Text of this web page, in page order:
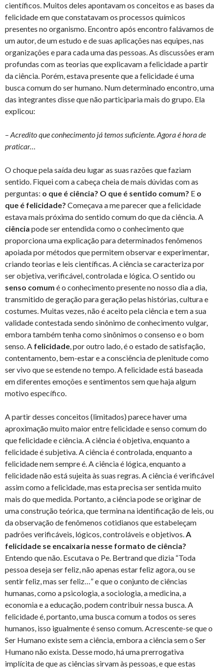
científicos. Muitos deles apontavam os conceitos e as bases da
felicidade em que constatavam os processos químicos
presentes no organismo. Encontro após encontro falávamos de
um autor, de um estudo e de suas aplicações nas equipes, nas
organizações e para cada uma das pessoas. As discussões eram
profundas com as teorias que explicavam a felicidade a partir
da ciência. Porém, estava presente que a felicidade é uma
busca comum do ser humano. Num determinado encontro, uma
das integrantes disse que não participaria mais do grupo. Ela
explicou:
– Acredito que conhecimento já temos suficiente. Agora é hora de
praticar…
O choque pela saída deu lugar as suas razões que faziam
sentido. Fiquei com a cabeça cheia de mais dúvidas com as
perguntas: o que é ciência? O que é sentido comum? E o
que é felicidade? Começava a me parecer que a felicidade
estava mais próxima do sentido comum do que da ciência. A
ciência pode ser entendida como o conhecimento que
proporciona uma explicação para determinados fenômenos
apoiada por métodos que permitem observar e experimentar,
criando teorias e leis científicas. A ciência se caracteriza por
ser objetiva, verificável, controlada e lógica. O sentido ou
senso comum é o conhecimento presente no nosso dia a dia,
transmitido de geração para geração pelas histórias, cultura e
costumes. Muitas vezes, não é aceito pela ciência e tem a sua
validade contestada sendo sinônimo de conhecimento vulgar,
embora também tenha como sinônimos o consenso e o bom
senso. A felicidade, por outro lado, é o estado de satisfação,
contentamento, bem-estar e a consciência de plenitude como
ser vivo que se estende no tempo. A felicidade está baseada
em diferentes emoções e sentimentos sem que haja algum
motivo específico.
A partir desses conceitos (limitados) parece haver uma
aproximação muito maior entre felicidade e senso comum do
que felicidade e ciência. A ciência é objetiva, enquanto a
felicidade é subjetiva. A ciência é controlada, enquanto a
felicidade nem sempre é. A ciência é lógica, enquanto a
felicidade não está sujeita às suas regras. A ciência é verificável
assim como a felicidade, mas esta precisa ser sentida muito
mais do que medida. Portanto, a ciência pode se originar de
uma construção teórica, que termina na identificação de leis, ou
da observação de fenômenos cotidianos que estabeleçam
padrões verificáveis, lógicos, controláveis e objetivos.A
felicidade se encaixaria nesse formato de ciência?
Entendo que não. Escutava o Pe. Bertrand que dizia “Toda
pessoa deseja ser feliz, não apenas estar feliz agora, ou se
sentir feliz, mas ser feliz…” e que o conjunto de ciências
humanas, como a psicologia, a sociologia, a medicina, a
economia e a educação, podem contribuir nessa busca. A
felicidade é, portanto, uma busca comum a todos os seres
humanos, isso igualmente é senso comum. Acrescente-se que o
Ser Humano existe sem a ciência, embora a ciência sem o Ser
Humano não exista. Desse modo, há uma prerrogativa
implícita de que as ciências sirvam às pessoas, e que estas